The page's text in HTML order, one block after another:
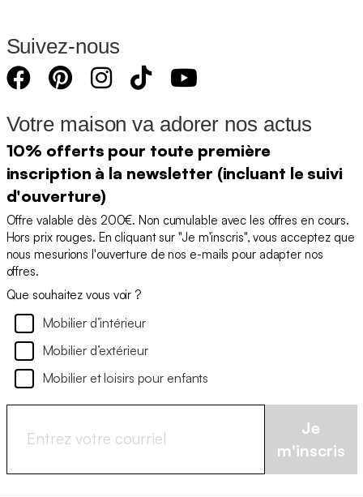
Suivez-nous
Votre maison va adorer nos actus
10% offerts pour toute première
inscription à la newsletter (incluant le suivi
d'ouverture)
Offre valable dès 200€. Non cumulable avec les offres en cours.
Hors prix rouges. En cliquant sur "Je m'inscris", vous acceptez que
nous mesurions l'ouverture de nos e-mails pour adapter nos
offres.
Que souhaitez vous voir ?
Mobilier d’intérieur
Mobilier d’extérieur
Mobilier et loisirs pour enfants
Je
m'inscris